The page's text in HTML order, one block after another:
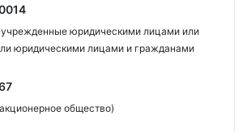
учрежденные юридическими лицами или
юридическими лицами и гражданами
общество)